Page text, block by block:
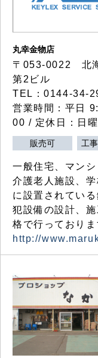
丸幸金物店
〒053-0022 北
第2ビル
TEL：0144-34-
営業時間：平日
00 / 定休日：日曜
販売可 工
一般住宅、マン
介護老人施設、
に設置されてい
犯設備の設計、
格で行っておりま
http://